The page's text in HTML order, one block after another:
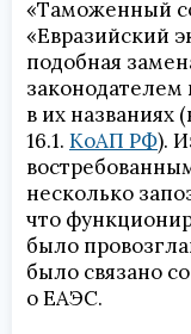
«Таможенный
«Евразийский
подобная
законодателем
в их названиях
16.1. КоАП РФ).
несколько
что
было
было связано
о ЕАЭС.